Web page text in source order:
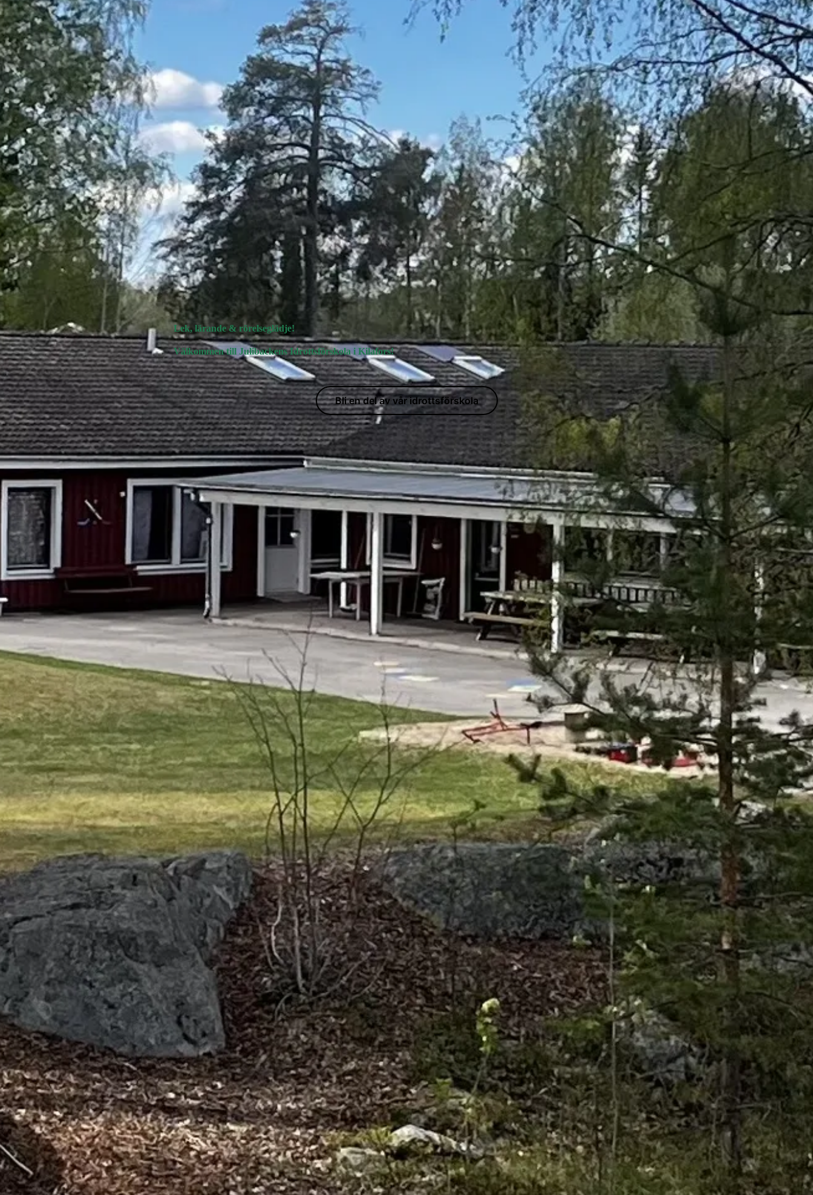
Lek, lärande & rörelseglädje!
Välkommen till Julibackens Idrottsförskola i Kilafors!
Bli en del av vår idrottsförskola